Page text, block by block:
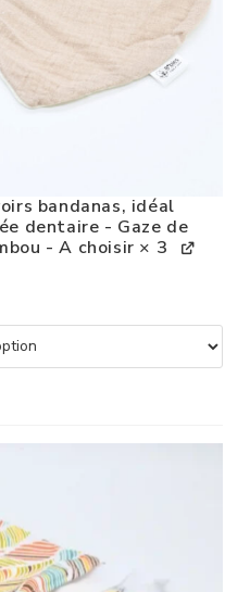
bandanas, idéal
dentaire - Gaze de
- A choisir × 3